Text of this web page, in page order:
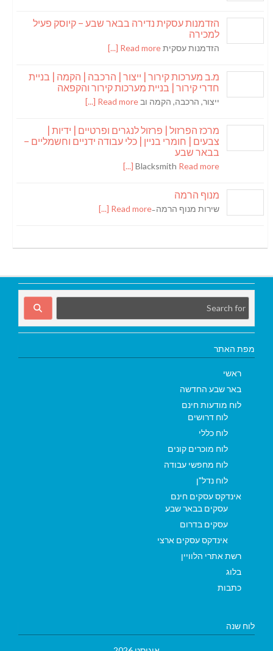
הזדמנות עסקית נדירה בבאר שבע – קיוסק פעיל
למכירה
הזדמנות עסקיתRead more [...]
מ.ב מערכות קירור | ייצור | הרכבה | הקמה | בניית
חדרי קירור | בניית מערכות קירור והקפאה
ייצור, הרכבה, הקמה וב Read more [...]
מרכז הפרזול | פרזול לנגרים ופרטיים | ידיות |
צבעים | חומרי בניין | כלי עבודה ידניים וחשמליים –
בבאר שבע
Blacksmith Read more [...]
מנוף הרמה
שירות מנוף הרמה ̵Read more [...]
מפת האתר
ראשי
באר שבע החדשה
לוח מודעות חינם
לוח דרושים
לוח כללי
לוח מוכרים קונים
לוח מחפשי עבודה
לוח נדל"ן
אינדקס עסקים חינם
עסקים בבאר שבע
עסקים בדרום
אינדקס עסקים ארצי
רשת אתרי הלוויין
בלוג
כתבות
לוח שנה